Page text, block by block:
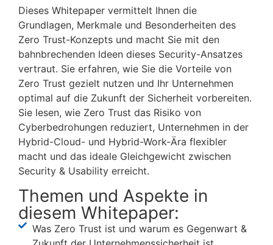
Dieses Whitepaper vermittelt Ihnen die
Grundlagen, Merkmale und Besonderheiten des
Zero Trust-Konzepts und macht Sie mit den
bahnbrechenden Ideen dieses Security-Ansatzes
vertraut. Sie erfahren, wie Sie die Vorteile von
Zero Trust gezielt nutzen und Ihr Unternehmen
optimal auf die Zukunft der Sicherheit vorbereiten.
Sie lesen, wie Zero Trust das Risiko von
Cyberbedrohungen reduziert, Unternehmen in der
Hybrid-Cloud- und Hybrid-Work-Ära flexibler
macht und das ideale Gleichgewicht zwischen
Security & Usability erreicht.
Themen und Aspekte in
diesem Whitepaper:
Was Zero Trust ist und warum es Gegenwart &